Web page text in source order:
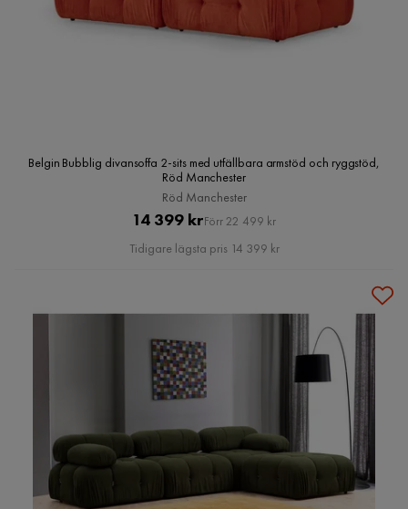
Belgin Bubblig divansoffa 2-sits med utfällbara armstöd och ryggstöd,
Röd Manchester
Röd Manchester
Pris
14 399 krOriginal
Pris
Förr 22 499 kr
Tidigare lägsta pris 14 399 kr